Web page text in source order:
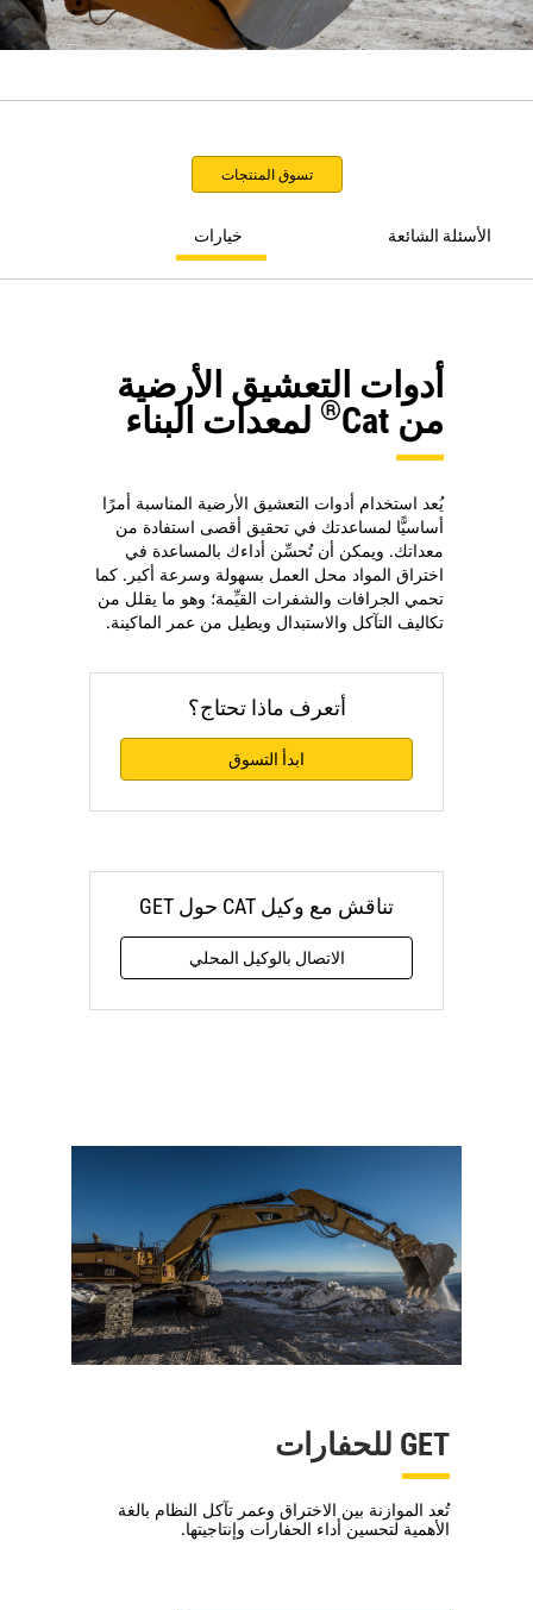
تسوق المنتجات
خيارات الأسئلة الشائعة
أدوات التعشيق الأرضية
من Cat
® لمعدات البناء
يُعد استخدام أدوات التعشيق الأرضية المناسبة أمرًا
أساسيًّا لمساعدتك في تحقيق أقصى استفادة من
معداتك. ويمكن أن تُحسِّن أداءك بالمساعدة في
اختراق المواد محل العمل بسهولة وسرعة أكبر. كما
تحمي الجرافات والشفرات القيِّمة؛ وهو ما يقلل من
تكاليف التآكل والاستبدال ويطيل من عمر الماكينة.
أتعرف ماذا تحتاج؟
ابدأ التسوق
تناقش مع وكيل CAT حول GET
الاتصال بالوكيل المحلي
GET للحفارات
تُعد الموازنة بين الاختراق وعمر تآكل النظام بالغة
الأهمية لتحسين أداء الحفارات وإنتاجيتها.